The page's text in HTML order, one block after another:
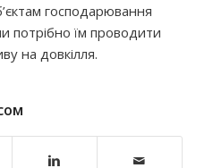
господарювання
потрібно їм проводити
на довкілля.